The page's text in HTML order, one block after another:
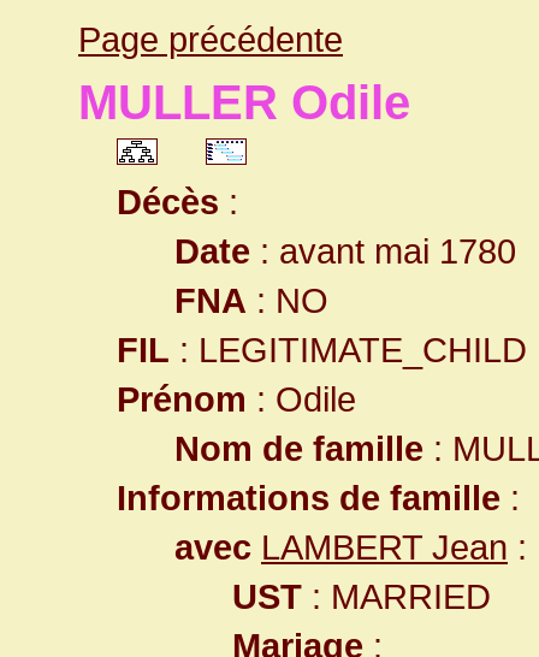
Page précédente
MULLER Odile
Décès :
Date : avant mai 1780
FNA : NO
FIL : LEGITIMATE_CHILD
Prénom : Odile
Nom de famille :
Informations de famille :
avec LAMBERT Jean :
UST : MARRIED
Mariage :